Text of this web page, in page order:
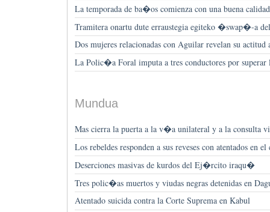
La temporada de ba�os comienza con una buena
Tramitera onartu dute erraustegia egiteko �swap�-a
Dos mujeres relacionadas con Aguilar revelan su actitud
La Polic�a Foral imputa a tres conductores por superar
Mundua
Mas cierra la puerta a la v�a unilateral y a la consulta
Los rebeldes responden a sus reveses con atentados en
Deserciones masivas de kurdos del Ej�rcito iraqu�
Tres polic�as muertos y viudas negras detenidas en
Atentado suicida contra la Corte Suprema en Kabul